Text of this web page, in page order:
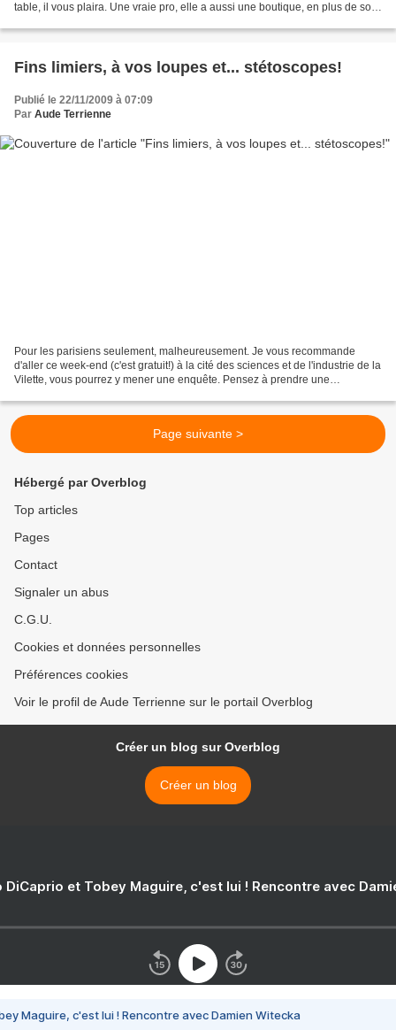
table, il vous plaira. Une vraie pro, elle a aussi une boutique, en plus de son
Fins limiers, à vos loupes et... stétoscopes!
Publié le 22/11/2009 à 07:09
Par Aude Terrienne
Pour les parisiens seulement, malheureusement. Je vous recommande
d'aller ce week-end (c'est gratuit!) à la cité des sciences et de l'industrie de la
Vilette, vous pourrez y mener une enquête. Pensez à prendre une
Page suivante >
Hébergé par Overblog
Top articles
Pages
Contact
Signaler un abus
C.G.U.
Cookies et données personnelles
Préférences cookies
Voir le profil de Aude Terrienne sur le portail Overblog
Créer un blog sur Overblog
Créer un blog
DiCaprio et Tobey Maguire, c'est lui ! Rencontre avec
Maguire, c'est lui ! Rencontre avec Damien Witecka